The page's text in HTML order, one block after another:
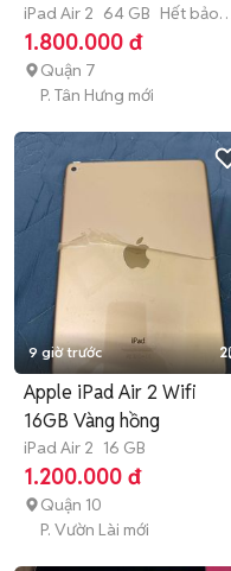
iPad Air 2 64 GB Hết bảo
hành
1.800.000 đ
Quận 7
P. Tân Hưng mới
9 giờ trước 2
Apple iPad Air 2 Wifi
16GB Vàng hồng
iPad Air 2 16 GB
1.200.000 đ
Quận 10
P. Vườn Lài mới